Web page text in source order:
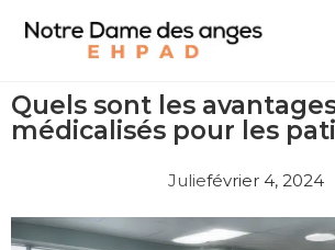
Quels sont les
médicalisés pour les
Juliefévrier 4, 2024